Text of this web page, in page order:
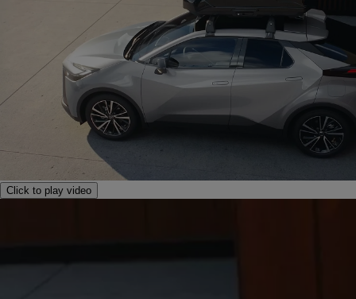
Click to play video